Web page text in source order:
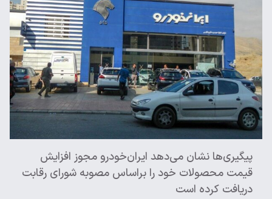
پیگیری‌ها نشان می‌دهد ایران‌خودرو مجوز افزایش
قیمت محصولات خود را براساس مصوبه شورای رقابت
دریافت کرده است